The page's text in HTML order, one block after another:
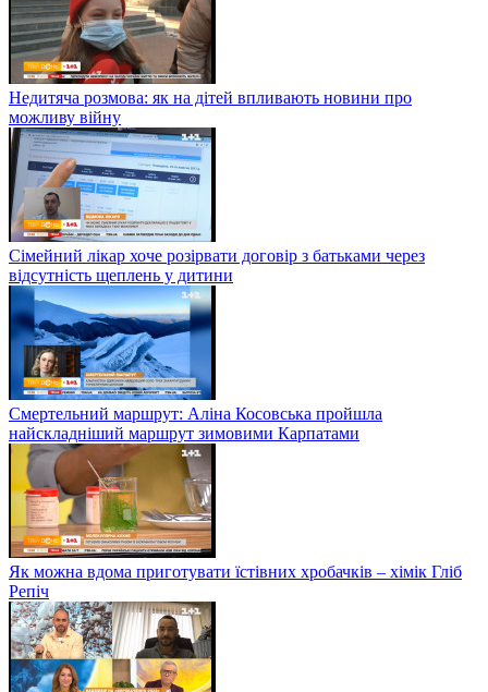
Недитяча розмова: як на дітей впливають новини про
можливу війну
Сімейний лікар хоче розірвати договір з батьками через
відсутність щеплень у дитини
Смертельний маршрут: Аліна Косовська пройшла
найскладніший маршрут зимовими Карпатами
Як можна вдома приготувати їстівних хробачків – хімік Гліб
Репіч